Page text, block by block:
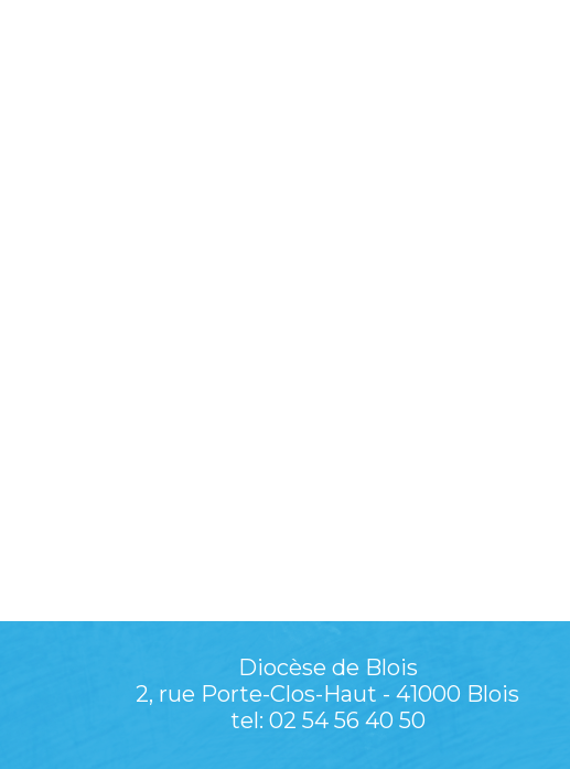
Diocèse de Blois
2, rue Porte-Clos-Haut - 41000 Blois
tel: 02 54 56 40 50